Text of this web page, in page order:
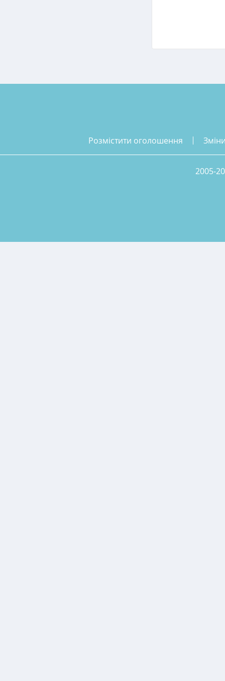
розмістити оголошення
2005-